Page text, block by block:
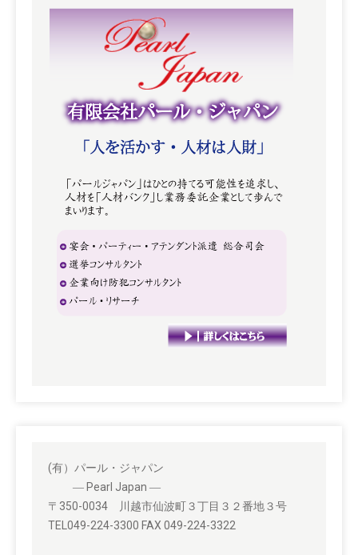
(有）パール・ジャパン
― Pearl Japan ―
〒350-0034 川越市仙波町３丁目３２番地３号
TEL049-224-3300 FAX 049-224-3322